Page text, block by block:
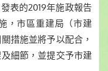
表的2019年施政報告
，市區重建局（市建
措施並將予以配合，
細節，並提交予市建